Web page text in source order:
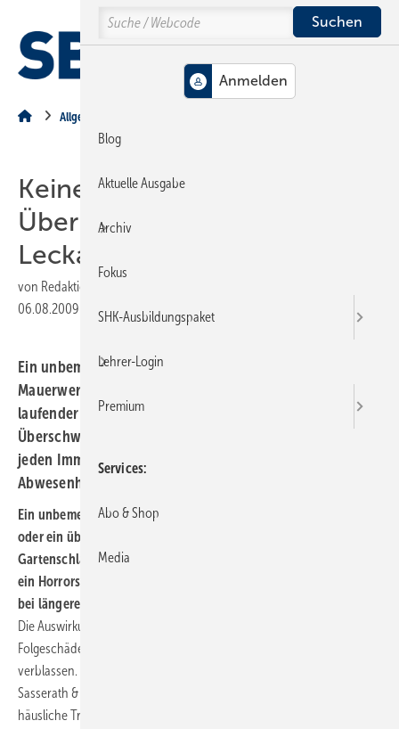
Hauptinhalt
Hauptmenü
SiteSearch
Allgemein
Keine bösen
Überraschungen:
Leckageschutz mit Mehrwert
von Redaktion
06.08.2009
Druckvorschau
Ein unbemerkter Rohrbruch mit einem durchnässten
Mauerwerk oder ein über mehrere Tage unbemerkt
laufender Gartenschlauch, der eine riesige
Überschwemmung verursacht – ein Horrorszenario für
jeden Immobilienbesitzer, das besonders bei längerer
Abwesenheit während der Ferienzeit eintreten kann.
Ein unbemerkter Rohrbruch mit einem durchnässten Mauerwerk
oder ein über mehrere Tage unbemerkt laufender
Gartenschlauch, der eine riesige Überschwemmung verursacht –
ein Horrorszenario für jeden Immobilienbesitzer, das besonders
bei längerer Abwesenheit während der Ferienzeit eintreten kann.
Die Auswirkung: Kostspielige Wasserverschwendung und oft hohe
Folgeschäden lassen die schönen Urlaubserinnerungen schnell
verblassen. Dem kann man vorbeugen. Aus dem Haus SYR Hans
Sasserath & Co. KG wird mit dem neuen Produkt SYR Protect, das
häusliche Trinkwassersystem gleich in dreifacher Hinsicht geschützt:
Search
Blog
Aktuelle Ausgabe
Archiv
Fokus
SHK-Ausbildungspaket
Lehrer-Login
Premium
Services
Abo & Shop
Media